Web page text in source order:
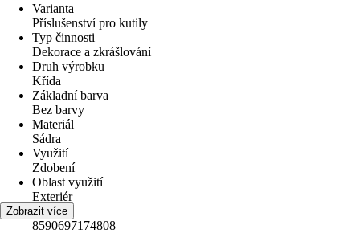
Varianta
Příslušenství pro kutily
Typ činnosti
Dekorace a zkrášlování
Druh výrobku
Křída
Základní barva
Bez barvy
Materiál
Sádra
Využití
Zdobení
Oblast využití
Exteriér
EAN
8590697174808
Zobrazit více